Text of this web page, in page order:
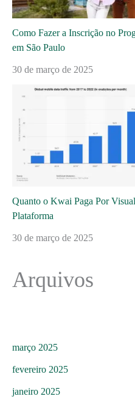
Como Fazer a Inscrição no
em São Paulo
30 de março de 2025
Quanto o Kwai Paga Por
Plataforma
30 de março de 2025
Arquivos
março 2025
fevereiro 2025
janeiro 2025